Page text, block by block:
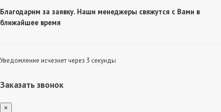
Благодарим за заявку. Наши менеджеры свяжутся с Вами в
ближайшее время
Уведомление исчезнет через 3 секунды
Заказать звонок
×